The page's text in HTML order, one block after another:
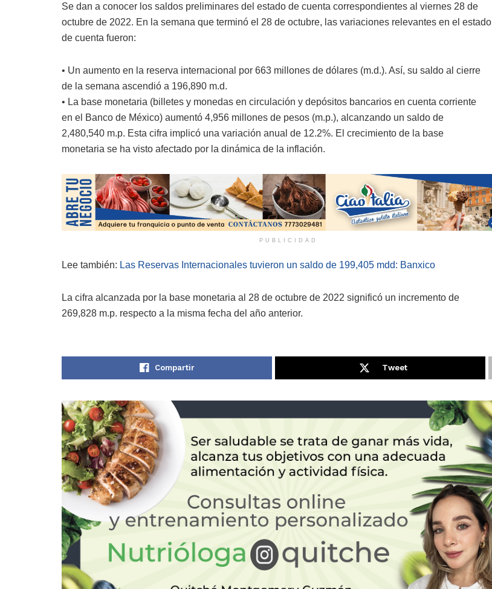
Se dan a conocer los saldos preliminares del estado de cuenta correspondientes al viernes 28 de
octubre de 2022. En la semana que terminó el 28 de octubre, las variaciones relevantes en el estado
de cuenta fueron:
• Un aumento en la reserva internacional por 663 millones de dólares (m.d.). Así, su saldo al cierre
de la semana ascendió a 196,890 m.d.
• La base monetaria (billetes y monedas en circulación y depósitos bancarios en cuenta corriente
en el Banco de México) aumentó 4,956 millones de pesos (m.p.), alcanzando un saldo de
2,480,540 m.p. Esta cifra implicó una variación anual de 12.2%. El crecimiento de la base
monetaria se ha visto afectado por la dinámica de la inflación.
PUBLICIDAD
Lee también: Las Reservas Internacionales tuvieron un ⁣saldo de 199,405 mdd: Banxico
La cifra alcanzada por la base monetaria al 28 de octubre de 2022 significó un incremento de
269,828 m.p. respecto a la misma fecha del año anterior.
Compartir Tweet